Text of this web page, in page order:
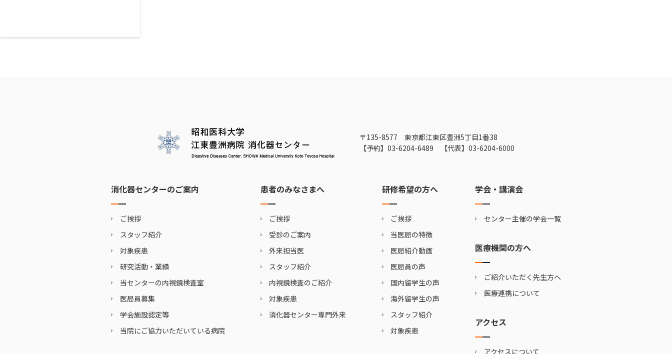
〒135-8577 東京都江東区豊洲5丁目1番38
【予約】 03-6204-6489 【代表】 03-6204-6000
消化器センターのご案内
ご挨拶
スタッフ紹介
対象疾患
研究活動・業績
当センターの内視鏡検査室
医局員募集
学会施設認定等
当院にご協力いただいている病院
患者のみなさまへ
ご挨拶
受診のご案内
外来担当医
スタッフ紹介
内視鏡検査のご紹介
対象疾患
消化器センター専門外来
研修希望の方へ
ご挨拶
当医局の特徴
医局紹介動画
医局員の声
国内留学生の声
海外留学生の声
スタッフ紹介
対象疾患
学会・講演会
センター主催の学会一覧
医療機関の方へ
ご紹介いただく先生方へ
医療連携について
アクセス
アクセスについて